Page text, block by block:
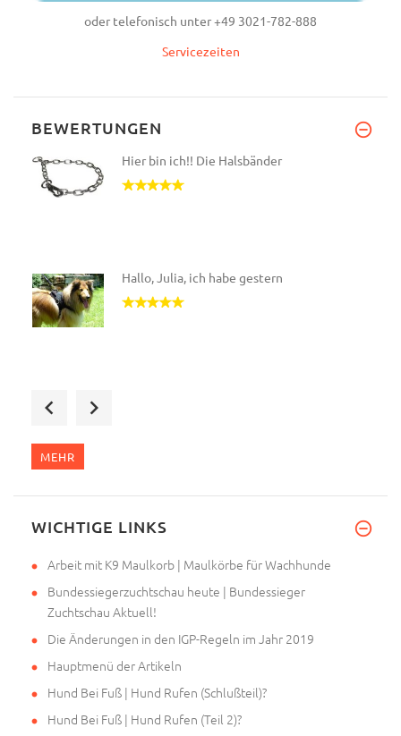
oder telefonisch unter +49 3021-782-888
Servicezeiten
BEWERTUNGEN
Hier bin ich!! Die Halsbänder
Hallo, Julia, ich habe gestern
MEHR
WICHTIGE LINKS
Arbeit mit K9 Maulkorb | Maulkörbe für Wachhunde
Bundessiegerzuchtschau heute | Bundessieger
Zuchtschau Aktuell!
Die Änderungen in den IGP-Regeln im Jahr 2019
Hauptmenü der Artikeln
Hund Bei Fuß | Hund Rufen (Schlußteil)?
Hund Bei Fuß | Hund Rufen (Teil 2)?